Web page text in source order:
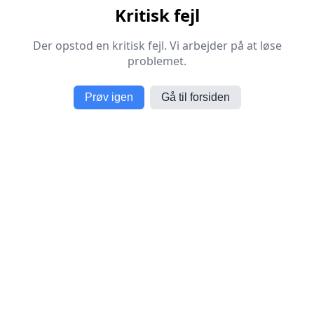
Kritisk fejl
Der opstod en kritisk fejl. Vi arbejder på at løse
problemet.
Prøv igen Gå til forsiden